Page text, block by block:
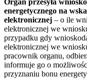
Organ przesyła
energetycznego na
elektronicznej – o ile
elektronicznej we
przypadku gdy
elektronicznej we
pracownik organu,
informuje go o
przyznaniu bonu